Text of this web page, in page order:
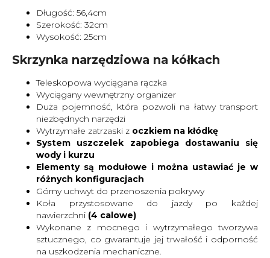
Długość: 56,4cm
Szerokość: 32cm
Wysokość: 25cm
Skrzynka narzędziowa na kółkach
Teleskopowa wyciągana rączka
Wyciągany wewnętrzny organizer
Duża pojemność, która pozwoli na łatwy transport
niezbędnych narzędzi
Wytrzymałe zatrzaski z oczkiem na kłódkę
System uszczelek zapobiega dostawaniu się
wody i kurzu
Elementy są modułowe i można ustawiać je w
różnych konfiguracjach
Górny uchwyt do przenoszenia pokrywy
Koła przystosowane do jazdy po każdej
nawierzchni (4 calowe)
Wykonane z mocnego i wytrzymałego tworzywa
sztucznego, co gwarantuje jej trwałość i odporność
na uszkodzenia mechaniczne.